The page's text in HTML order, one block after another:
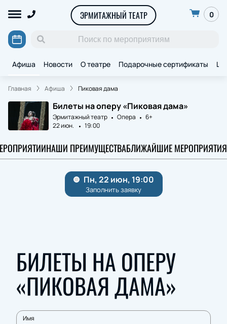
ЭРМИТАЖНЫЙ ТЕАТР 0
Афиша Новости О театре Подарочные сертификаты
Главная Афиша Пиковая дама
Билеты на оперу «Пиковая дама»
Эрмитажный театр Опера
6+
22 июн.
19:00
НАШИ ПРЕИМУЩЕСТВАБЛИЖАЙШИЕ МЕРОПРИЯТИЯ
БИЛЕТЫ НА ОПЕРУ
«ПИКОВАЯ ДАМА»
Имя